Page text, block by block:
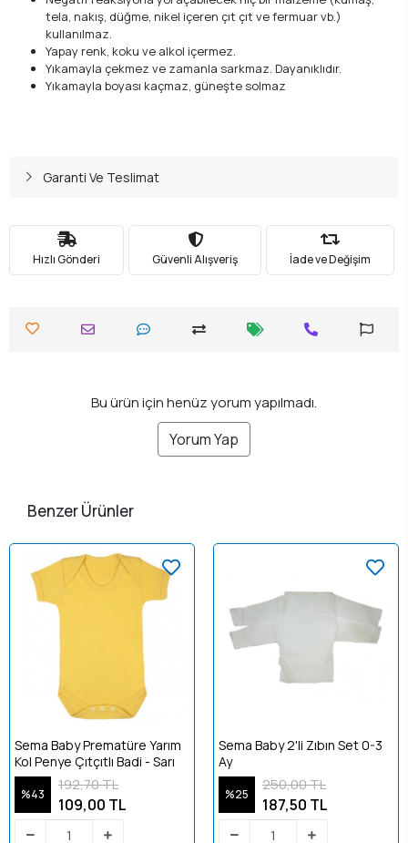
tela, nakış, düğme, nikel içeren çıt çıt ve fermuar vb.)
kullanılmaz.
Yapay renk, koku ve alkol içermez.
Yıkamayla çekmez ve zamanla sarkmaz. Dayanıklıdır.
Yıkamayla boyası kaçmaz, güneşte solmaz
Garanti Ve Teslimat
Hızlı Gönderi Güvenli Alışveriş İade ve Değişim
Bu ürün için henüz yorum yapılmadı.
Yorum Yap
Benzer Ürünler
Sema Baby Prematüre Yarım
Kol Penye Çıtçıtlı Badi - Sarı
%43
192,70 TL
109,00 TL
Sema Baby 2'li Zıbın Set 0-3
Ay
%25
250,00 TL
187,50 TL